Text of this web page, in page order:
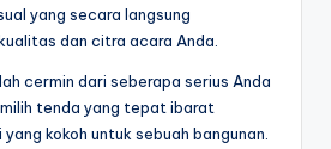
yang secara langsung
dan citra acara Anda.
cermin dari seberapa serius Anda
tenda yang tepat ibarat
kokoh untuk sebuah bangunan.